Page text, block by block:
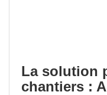
La solution
chantiers :